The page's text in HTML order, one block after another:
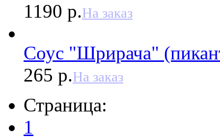
1190 р.На заказ
Соус "Шрирача"
265 р.На заказ
Страница:
1